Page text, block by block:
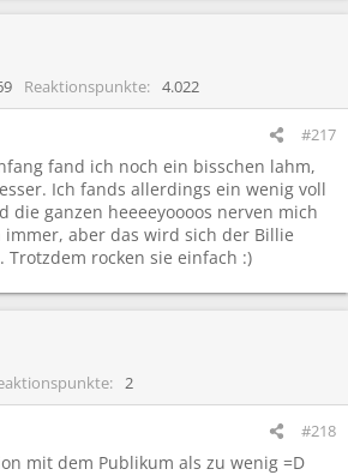
Reaktionspunkte 4.022
#217
fand ich noch ein bisschen lahm,
Ich fands allerdings ein wenig voll
die ganzen heeeeyoooos nerven mich
immer, aber das wird sich der Billie
rocken sie einfach :)
2
#218
mit dem Publikum als zu wenig =D